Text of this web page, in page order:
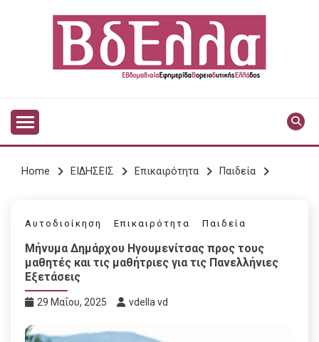
VDELLA
Home ΕΙΔΗΣΕΙΣ Επικαιρότητα Παιδεία
Αυτοδιοίκηση Επικαιρότητα Παιδεία
Μήνυμα Δημάρχου Ηγουμενίτσας προς τους
μαθητές και τις μαθήτριες για τις Πανελλήνιες
Εξετάσεις
29 Μαΐου, 2025 vdella vd